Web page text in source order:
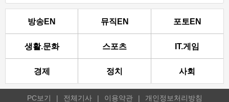
방송EN 뮤직EN 포토EN
생활.문화 스포츠 IT.게임
경제 정치 사회
PC보기 | 전체기사 | 이용약관 | 개인정보처리방침